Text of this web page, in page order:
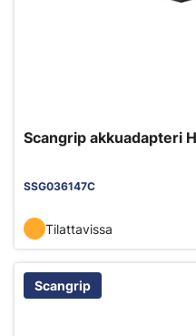
Scangrip akkuadapteri
SSG036147C
Tilattavissa
Scangrip